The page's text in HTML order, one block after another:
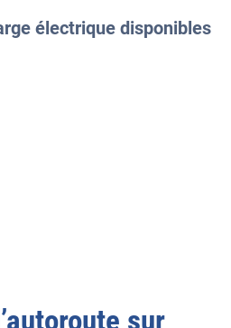
électrique disponibles
sur